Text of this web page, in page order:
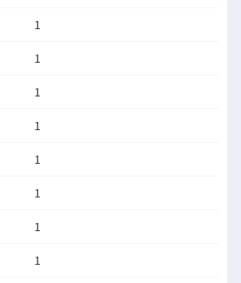
1
1
1
1
1
1
1
1